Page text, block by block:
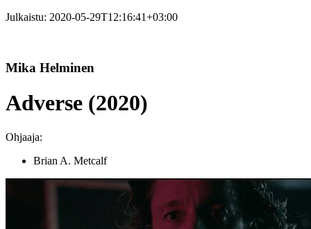
Julkaistu: 2020-05-29T12:16:41+03:00
Mika Helminen
Adverse (2020)
Ohjaaja:
Brian A. Metcalf